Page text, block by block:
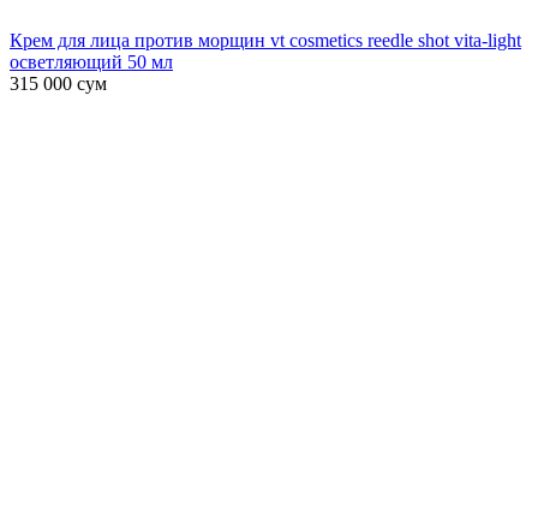
Крем для лица против морщин vt cosmetics reedle shot vita-light
осветляющий 50 мл
315 000 сум